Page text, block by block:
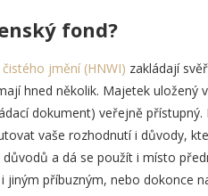
fond?
jmění (HNWI) zakládají
hned několik. Majetek uložený
dokument) veřejně
vaše rozhodnutí i důvody,
a dá se použít i místo
příbuzným, nebo dokonce